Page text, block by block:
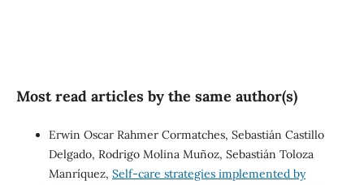
Most read articles by the same author(s)
Erwin Oscar Rahmer Cormatches, Sebastián Castillo
Delgado, Rodrigo Molina Muñoz, Sebastián Toloza
Manríquez, Self-care strategies implemented by